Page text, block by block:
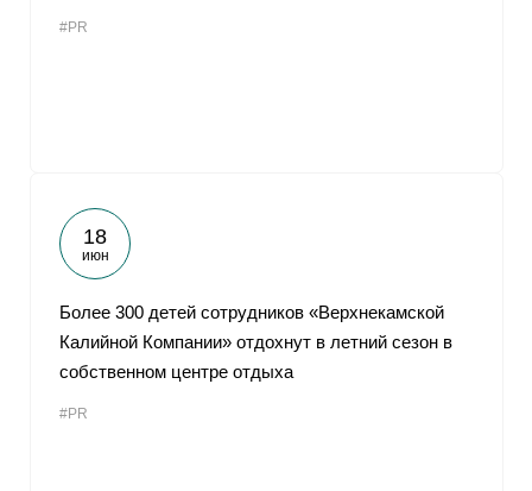
#PR
18
июн
Более 300 детей сотрудников «Верхнекамской
Калийной Компании» отдохнут в летний сезон в
собственном центре отдыха
#PR